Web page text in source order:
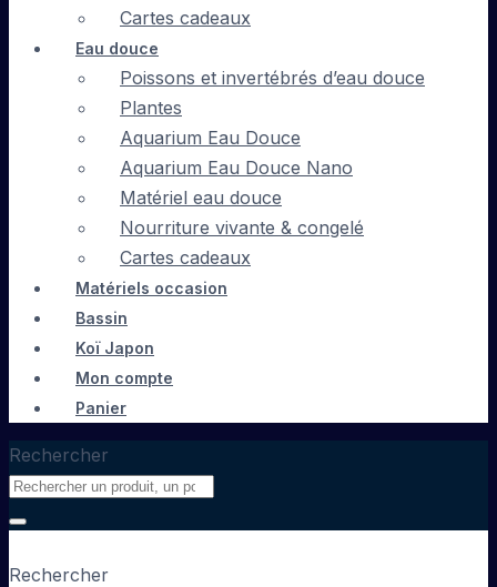
Cartes cadeaux
Eau douce
Poissons et invertébrés d’eau douce
Plantes
Aquarium Eau Douce
Aquarium Eau Douce Nano
Matériel eau douce
Nourriture vivante & congelé
Cartes cadeaux
Matériels occasion
Bassin
Koï Japon
Mon compte
Panier
Rechercher
Rechercher